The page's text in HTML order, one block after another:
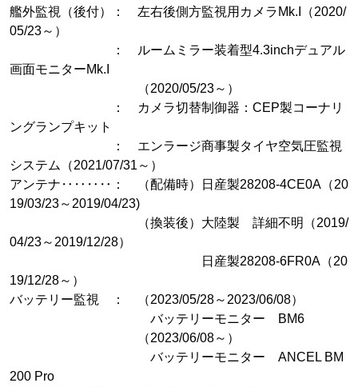
艦外監視（後付）： 左右後側方監視用カメラMk.I（2020/
05/23～）
： ルームミラー装着型4.3inchデュアル
画面モニターMk.I
（2020/05/23～）
： カメラ切替制御器：CEP製コーナリ
ングランプキット
： エンラージ商事製タイヤ空気圧監視
システム（2021/07/31～）
アンテナ‥‥‥‥： （配備時）日産製28208-4CE0A（20
19/03/23～2019/04/23)
（換装後）大陸製 詳細不明（2019/
04/23～2019/12/28）
日産製28208-6FR0A（20
19/12/28～）
バッテリー監視 ： （2023/05/28～2023/06/08）
バッテリーモニター BM6
（2023/06/08～）
バッテリーモニター ANCEL BM
200 Pro